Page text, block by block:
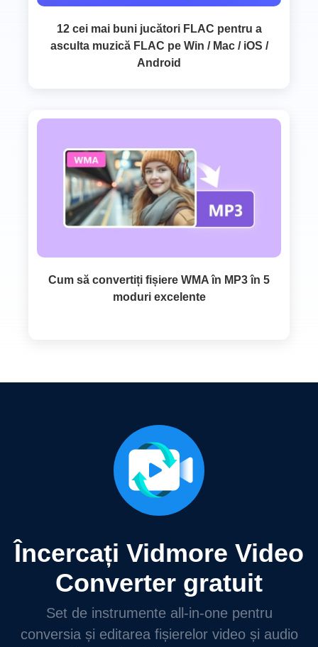
12 cei mai buni jucători FLAC pentru a
asculta muzică FLAC pe Win / Mac / iOS /
Android
Cum să convertiți fișiere WMA în MP3 în 5
moduri excelente
Încercați Vidmore Video
Converter gratuit
Set de instrumente all-in-one pentru
conversia și editarea fișierelor video și audio